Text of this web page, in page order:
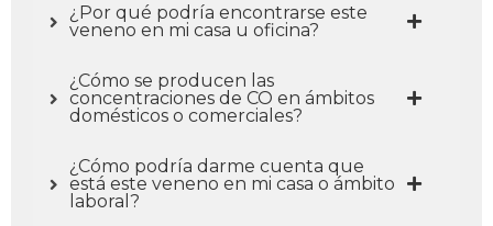
¿Por qué podría encontrarse este
veneno en mi casa u oficina?
¿Cómo se producen las
concentraciones de CO en ámbitos
domésticos o comerciales?
¿Cómo podría darme cuenta que
está este veneno en mi casa o ámbito
laboral?